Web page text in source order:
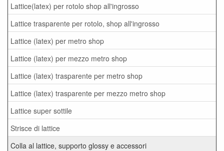
Lattice(latex) per rotolo shop all'ingrosso
Lattice trasparente per rotolo, shop all'ingrosso
Lattice (latex) per metro shop
Lattice (latex) per mezzo metro shop
Lattice (latex) trasparente per metro shop
Lattice (latex) trasparente per mezzo metro shop
Lattice super sottile
Strisce di lattice
Colla al lattice, supporto glossy e accessori